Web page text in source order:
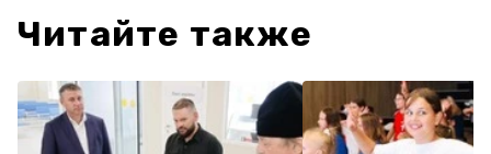
Читайте также